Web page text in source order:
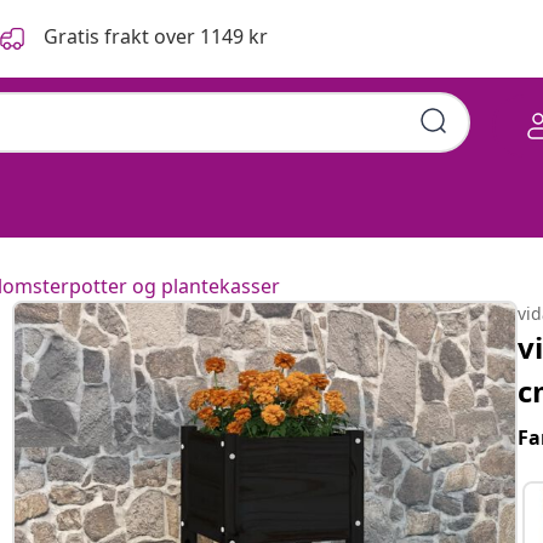
Gratis frakt over 1149 kr
og plantekasser